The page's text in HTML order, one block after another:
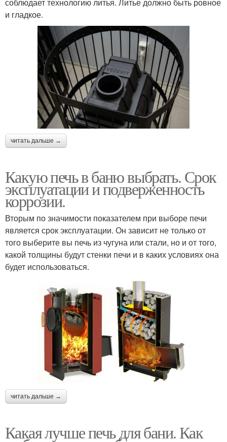
соблюдает технологию литья. Литье должно быть ровное
и гладкое.
читать дальше →
Какую печь в баню выбрать. Срок
эксплуатации и подверженность
коррозии.
Вторым по значимости показателем при выборе печи
является срок эксплуатации. Он зависит не только от
того выберите вы печь из чугуна или стали, но и от того,
какой толщины будут стенки печи и в каких условиях она
будет использоваться.
читать дальше →
Какая лучше печь для бани. Как